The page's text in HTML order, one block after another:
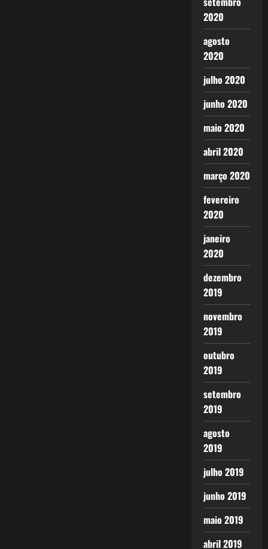
2020
agosto
2020
julho 2020
junho 2020
maio 2020
abril 2020
março 2020
fevereiro
2020
janeiro
2020
dezembro
2019
novembro
2019
outubro
2019
setembro
2019
agosto
2019
julho 2019
junho 2019
maio 2019
abril 2019